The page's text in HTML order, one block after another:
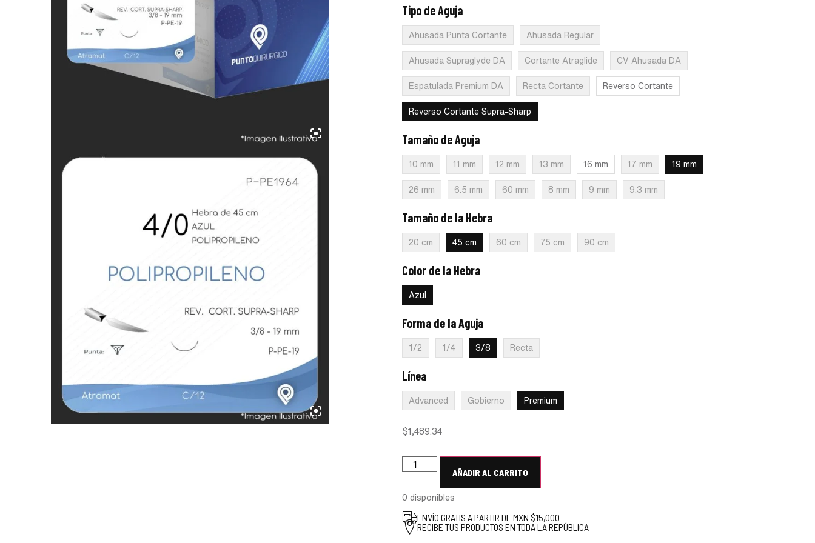
Tipo de Aguja
Ahusada Punta Cortante Ahusada Regular
Ahusada Supraglyde DA Cortante Atraglide CV Ahusada DA
Espatulada Premium DA Recta Cortante Reverso Cortante
Reverso Cortante Supra-Sharp
Tamaño de Aguja
10 mm 11 mm 12 mm 13 mm 16 mm 17 mm 19 mm
26 mm 6.5 mm 60 mm 8 mm 9 mm 9.3 mm
Tamaño de la Hebra
20 cm 45 cm 60 cm 75 cm 90 cm
Color de la Hebra
Azul
Forma de la Aguja
1/2 1/4 3/8 Recta
Línea
Advanced Gobierno Premium
$1,489.34
AÑADIR AL CARRITO
0 disponibles
ENVÍO GRATIS A PARTIR DE MXN $15,000
RECIBE TUS PRODUCTOS EN TODA LA REPÚBLICA